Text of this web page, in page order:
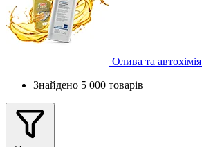
Олива та автохімія
Знайдено 5 000 товарів